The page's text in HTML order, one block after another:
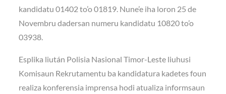
kandidatu 01402 to’o 01819. Nune’e iha loron 25 de
Novembru dadersan numeru kandidatu 10820 to’o
03938.
Esplika liután Polisia Nasional Timor-Leste liuhusi
Komisaun Rekrutamentu ba kandidatura kadetes foun
realiza konferensia imprensa hodi atualiza informsaun